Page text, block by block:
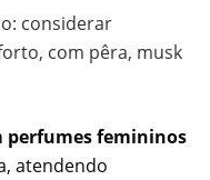
considerar
com pêra, musk
perfumes femininos
atendendo